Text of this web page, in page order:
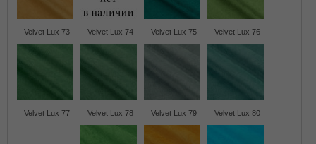
Velvet Lux 73 Velvet Lux 74 Velvet Lux 75 Velvet Lux 76
Velvet Lux 77 Velvet Lux 78 Velvet Lux 79 Velvet Lux 80